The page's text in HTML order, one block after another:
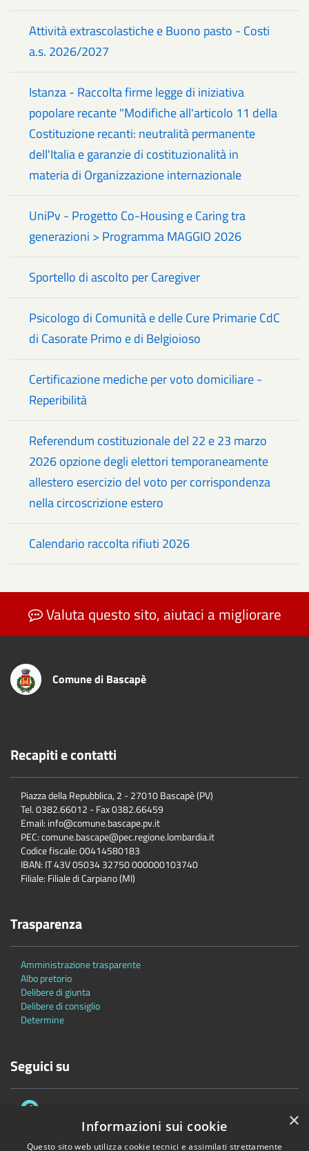
Attività extrascolastiche e Buono pasto - Costi
a.s. 2026/2027
Istanza - Raccolta firme legge di iniziativa
popolare recante "Modifiche all'articolo 11 della
Costituzione recanti: neutralità permanente
dell'Italia e garanzie di costituzionalità in
materia di Organizzazione internazionale
UniPv - Progetto Co-Housing e Caring tra
generazioni > Programma MAGGIO 2026
Sportello di ascolto per Caregiver
Psicologo di Comunità e delle Cure Primarie CdC
di Casorate Primo e di Belgioioso
Certificazione mediche per voto domiciliare -
Reperibilità
Referendum costituzionale del 22 e 23 marzo
2026 opzione degli elettori temporaneamente
allestero esercizio del voto per corrispondenza
nella circoscrizione estero
Calendario raccolta rifiuti 2026
Valuta questo sito, aiutaci a migliorare
Comune di Bascapè
Recapiti e contatti
Piazza della Repubblica, 2 - 27010 Bascapè (PV)
Tel. 0382.66012 - Fax 0382.66459
Email: info@comune.bascape.pv.it
PEC: comune.bascape@pec.regione.lombardia.it
Codice fiscale: 00414580183
IBAN: IT 43V 05034 32750 000000103740
Filiale: Filiale di Carpiano (MI)
Trasparenza
Amministrazione trasparente
Albo pretorio
Delibere di giunta
Delibere di consiglio
Determine
Seguici su
×
Informazioni sui cookie
Questo sito web utilizza cookie tecnici e assimilati strettamente